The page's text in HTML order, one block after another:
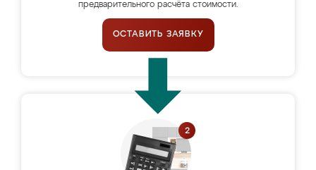
предварительного расчёта стоимости.
ОСТАВИТЬ ЗАЯВКУ